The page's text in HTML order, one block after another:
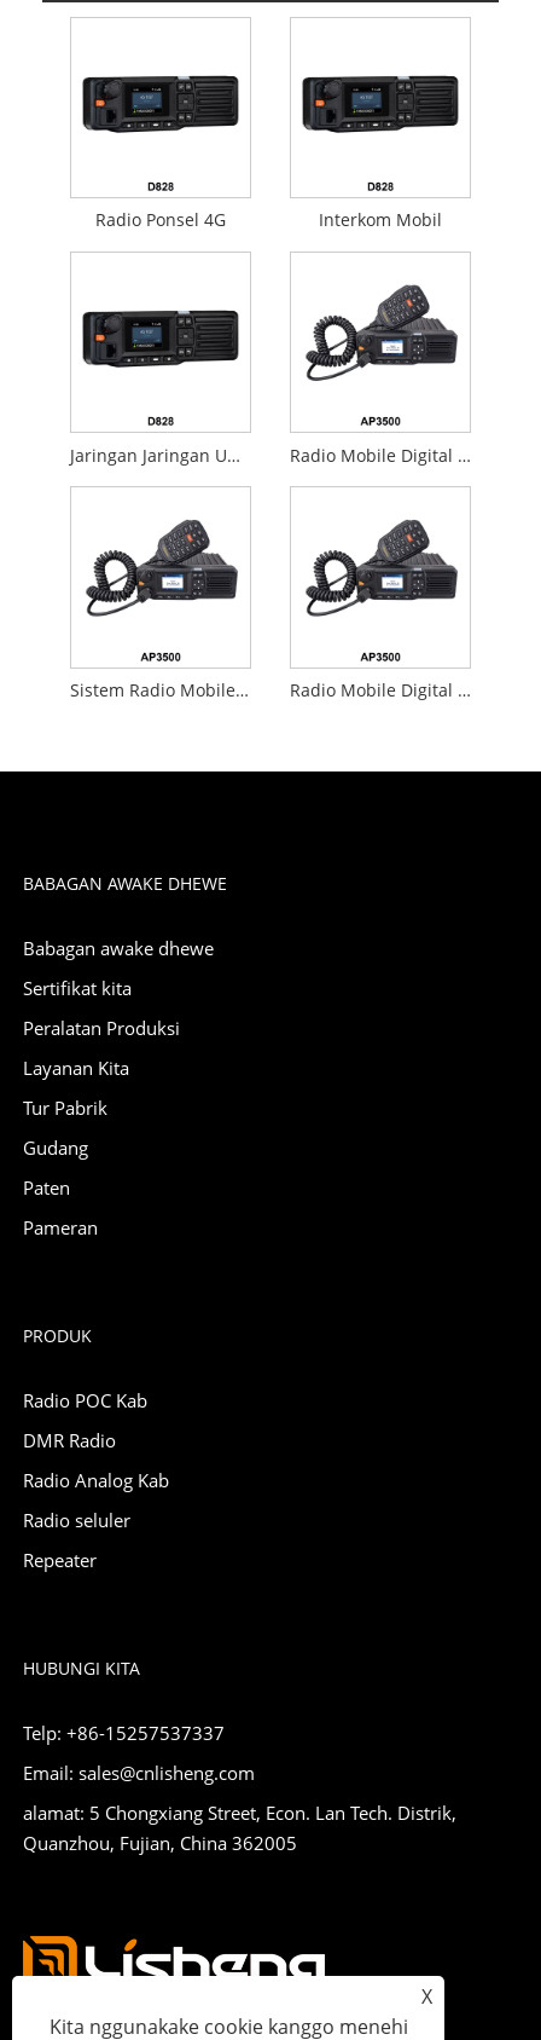
Radio Ponsel 4G Interkom Mobil
Jaringan Jaringan Umum Radio Mobile Digital Digital
Sistem Radio Mobile Digital Radio Mobile Digital DMR
BABAGAN AWAKE DHEWE
Babagan awake dhewe
Sertifikat kita
Peralatan Produksi
Layanan Kita
Tur Pabrik
Gudang
Paten
Pameran
PRODUK
Radio POC Kab
DMR Radio
Radio Analog Kab
Radio seluler
Repeater
HUBUNGI KITA
Telp: +86-15257537337
Email: sales@cnlisheng.com
alamat: 5 Chongxiang Street, Econ. Lan Tech. Distrik,
Quanzhou, Fujian, China 362005
X
Kita nggunakake cookie kanggo menehi